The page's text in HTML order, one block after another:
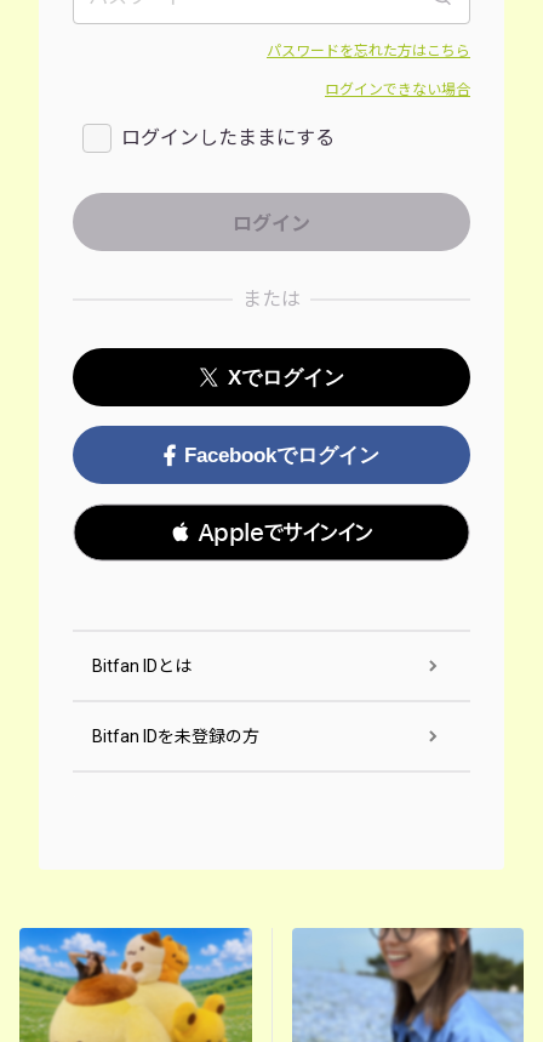
パスワードを忘れた方はこちら
ログインできない場合
ログインしたままにする
または
Xでログイン
Facebookでログイン
 Appleでサインイン
Bitfan IDとは
Bitfan IDを未登録の方